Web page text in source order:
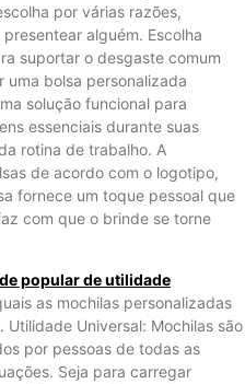
por várias razões,
alguém. Escolha
suportar o desgaste comum
bolsa personalizada
solução funcional para
essenciais durante suas
rotina de trabalho. A
de acordo com o logotipo,
fornece um toque pessoal que
com que o brinde se torne
popular de utilidade
as mochilas personalizadas
Utilidade Universal: Mochilas são
​​por pessoas de todas as
Seja para carregar